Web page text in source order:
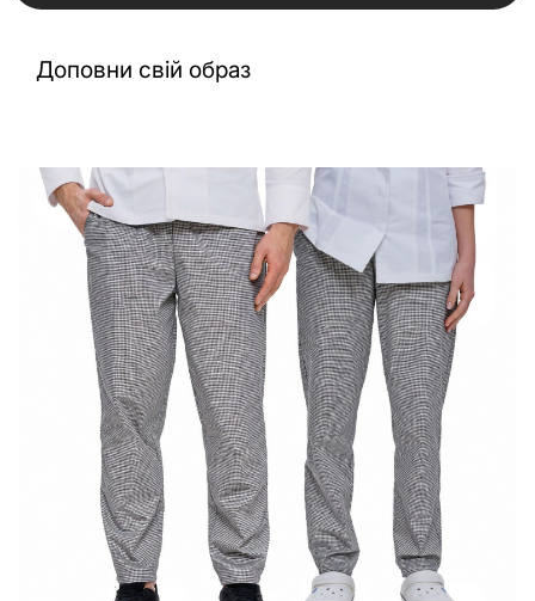
Доповни свій образ